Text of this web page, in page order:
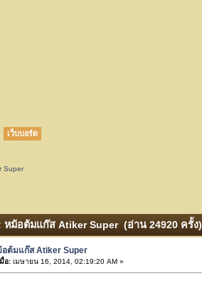
เว็บบอร์ด
Super
หม้อต้มแก๊ส Atiker Super (อ่าน 24920 ครั้ง)
อต้มแก๊ส Atiker Super
มื่อ: เมษายน 16, 2014, 02:19:20 AM »